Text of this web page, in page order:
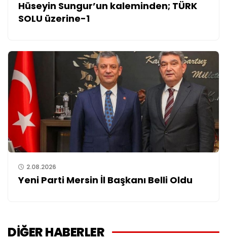
Hüseyin Sungur’un kaleminden; TÜRK
SOLU üzerine-1
2.08.2026
Yeni Parti Mersin İl Başkanı Belli Oldu
DİĞER HABERLER